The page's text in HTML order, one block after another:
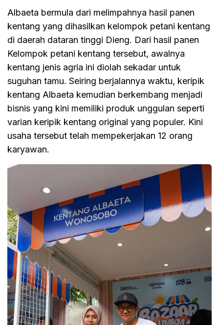
Albaeta bermula dari melimpahnya hasil panen
kentang yang dihasilkan kelompok petani kentang
di daerah dataran tinggi Dieng. Dari hasil panen
Kelompok petani kentang tersebut, awalnya
kentang jenis agria ini diolah sekadar untuk
suguhan tamu. Seiring berjalannya waktu, keripik
kentang Albaeta kemudian berkembang menjadi
bisnis yang kini memiliki produk unggulan seperti
varian keripik kentang original yang populer. Kini
usaha tersebut telah mempekerjakan 12 orang
karyawan.